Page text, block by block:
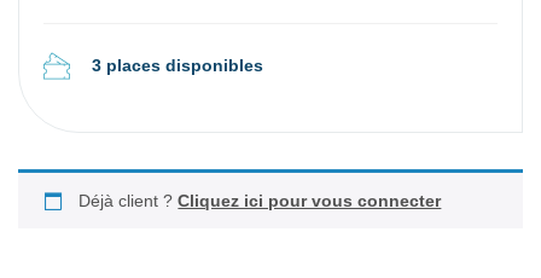
3 places disponibles
Déjà client ?Cliquez ici pour vous connecter